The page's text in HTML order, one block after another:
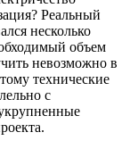
Реальный
несколько
объем
невозможно в
технические
с